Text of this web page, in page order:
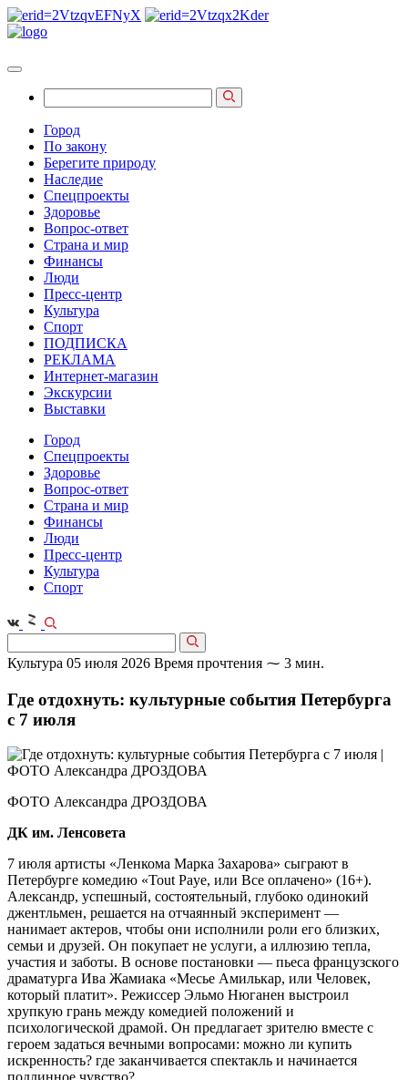
Город
По закону
Берегите природу
Наследие
Спецпроекты
Здоровье
Вопрос-ответ
Страна и мир
Финансы
Люди
Пресс-центр
Культура
Спорт
ПОДПИСКА
РЕКЛАМА
Интернет-магазин
Экскурсии
Выставки
Город
Спецпроекты
Здоровье
Вопрос-ответ
Страна и мир
Финансы
Люди
Пресс-центр
Культура
Спорт
Культура 05 июля 2026 Время прочтения ⁓ 3 мин.
Где отдохнуть: культурные события Петербурга
с 7 июля
ФОТО Александра ДРОЗДОВА
ДК им. Ленсовета
7 июля артисты «Ленкома Марка Захарова» сыграют в
Петербурге комедию «Tout Paye, или Все оплачено» (16+).
Александр, успешный, состоятельный, глубоко одинокий
джентльмен, решается на отчаянный эксперимент —
нанимает актеров, чтобы они исполнили роли его близких,
семьи и друзей. Он покупает не услуги, а иллюзию тепла,
участия и заботы. В основе постановки — пьеса французского
драматурга Ива Жамиака «Месье Амилькар, или Человек,
который платит». Режиссер Эльмо Нюганен выстроил
хрупкую грань между комедией положений и
психологической драмой. Он предлагает зрителю вместе с
героем задаться вечными вопросами: можно ли купить
искренность? где заканчивается спектакль и начинается